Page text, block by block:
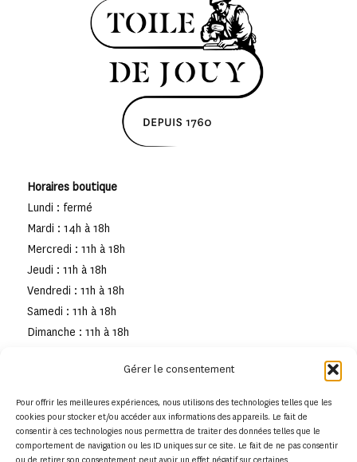
Gérer le consentement
Pour offrir les meilleures expériences, nous utilisons des technologies telles que les
cookies pour stocker et/ou accéder aux informations des appareils. Le fait de
consentir à ces technologies nous permettra de traiter des données telles que le
comportement de navigation ou les ID uniques sur ce site. Le fait de ne pas consentir
Horaires boutique
Lundi : fermé
Mardi : 14h à 18h
Mercredi : 11h à 18h
Jeudi : 11h à 18h
Vendredi : 11h à 18h
Samedi : 11h à 18h
Dimanche : 11h à 18h